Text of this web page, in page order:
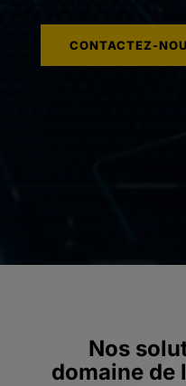
CONTACTEZ-
Nos
domaine de